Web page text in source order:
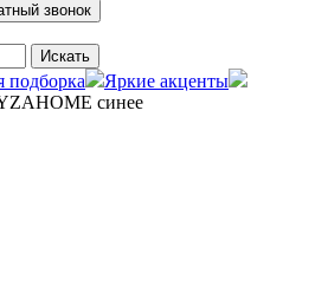
звонок
Искать
подборка
Яркие акценты
синее